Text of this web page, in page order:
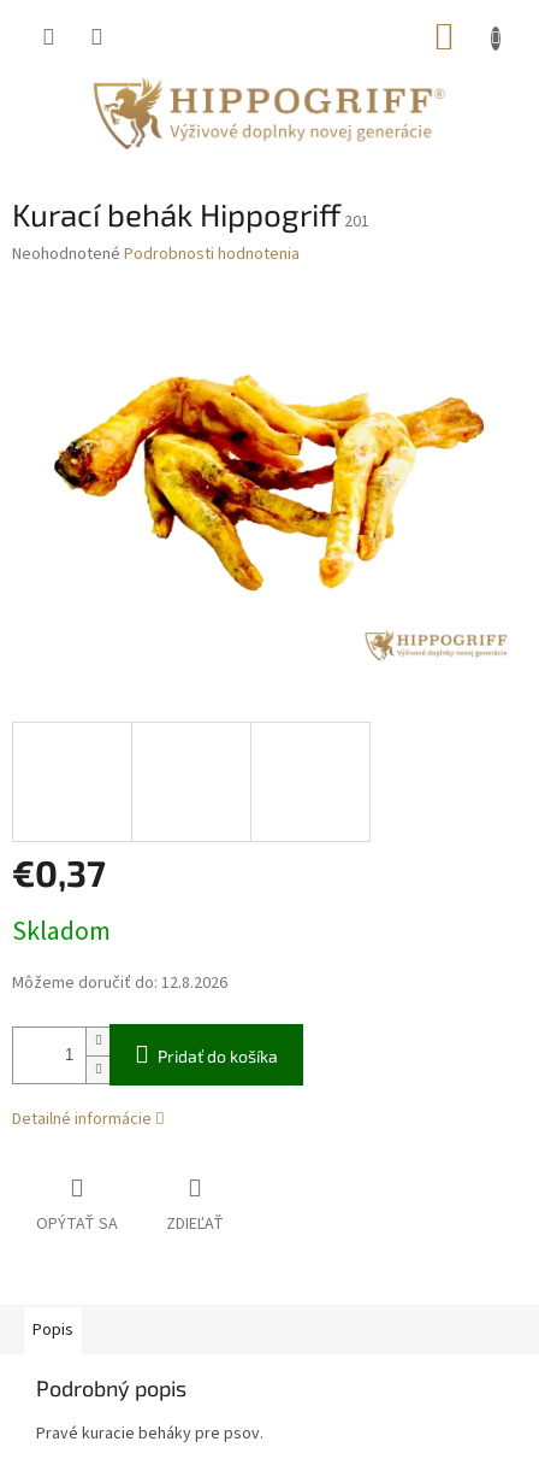
Kurací behák Hippogriff 201
Priemerné
Neohodnotené Podrobnosti hodnotenia
€0,37
cena:
Skladom
Môžeme doručiť do: 12.8.2026
Pridať do košíka
Detailné informácie
OPÝTAŤ SA ZDIEĽAŤ
Popis
Podrobný popis
Pravé kuracie beháky pre psov.